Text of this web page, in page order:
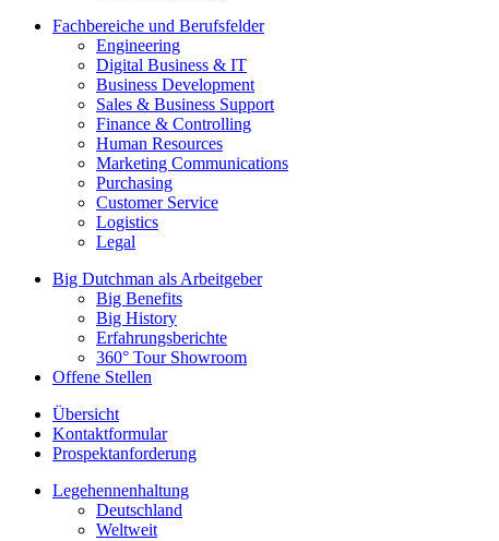
Fachbereiche und Berufsfelder
Engineering
Digital Business & IT
Business Development
Sales & Business Support
Finance & Controlling
Human Resources
Marketing Communications
Purchasing
Customer Service
Logistics
Legal
Big Dutchman als Arbeitgeber
Big Benefits
Big History
Erfahrungsberichte
360° Tour Showroom
Offene Stellen
Übersicht
Kontaktformular
Prospektanforderung
Legehennenhaltung
Deutschland
Weltweit